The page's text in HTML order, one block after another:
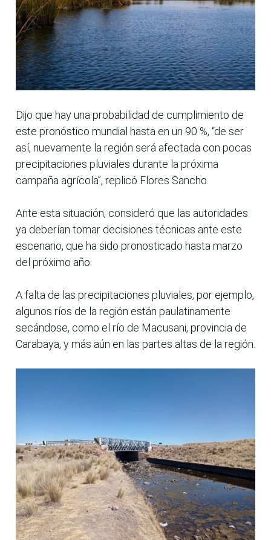
Dijo que hay una probabilidad de cumplimiento de
este pronóstico mundial hasta en un 90 %, “de ser
así, nuevamente la región será afectada con pocas
precipitaciones pluviales durante la próxima
campaña agrícola”, replicó Flores Sancho.
Ante esta situación, consideró que las autoridades
ya deberían tomar decisiones técnicas ante este
escenario, que ha sido pronosticado hasta marzo
del próximo año.
A falta de las precipitaciones pluviales, por ejemplo,
algunos ríos de la región están paulatinamente
secándose, como el río de Macusani, provincia de
Carabaya, y más aún en las partes altas de la región.